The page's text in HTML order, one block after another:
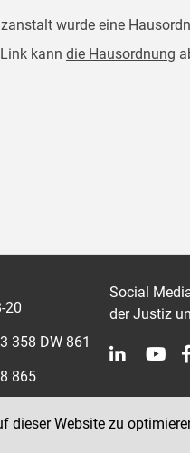
wurde eine
kann die Hausordnung
20
358 DW 861
865
Social
der Justiz
dieser Website zu